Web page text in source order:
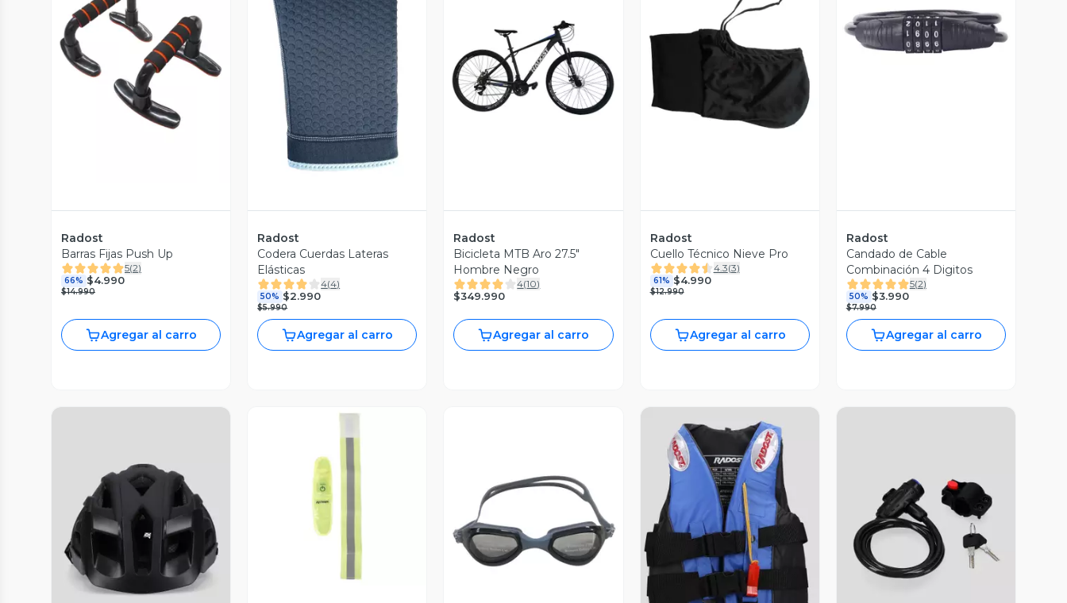
Vista Previa
Radost
Barras Fijas Push Up
5(2)
66% $4.990
$14.990
Agregar al carro
Vista Previa
Radost
Codera Cuerdas Lateras
Elásticas
4(4)
50% $2.990
$5.990
Agregar al carro
Vista Previa
Radost
Bicicleta MTB Aro 27.5"
Hombre Negro
4(10)
$349.990
Agregar al carro
Vista Previa
Radost
Cuello Técnico Nieve Pro
4.3(3)
61% $4.990
$12.990
Agregar al carro
Vista Previa
Radost
Candado de Cable
Combinación 4 Digitos
5(2)
50% $3.990
$7.990
Agregar al carro
Vista Previa
Vista Previa
Vista Previa Vista Previa Vista Previa